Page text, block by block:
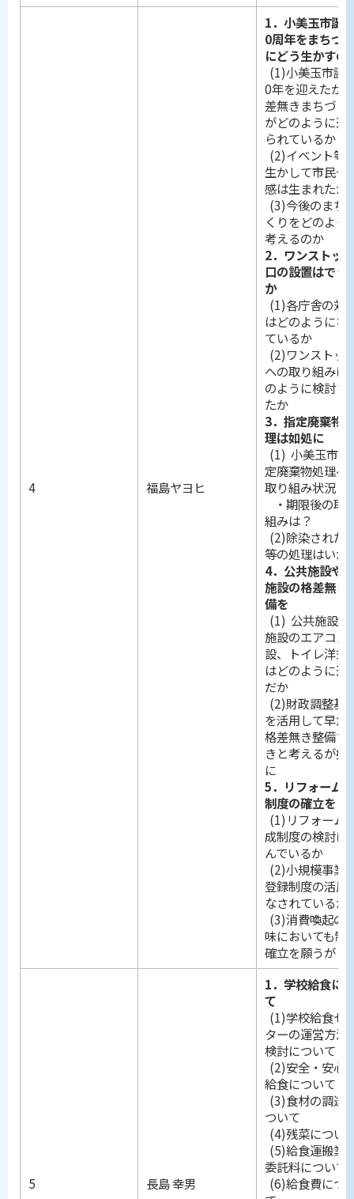
4 福島ヤヨヒ
1．小美玉市誕
0周年をまちづ
にどう生かすの
(1)小美玉市誕
0年を迎えたが
差無きまちづく
がどのように進
られているか
(2)イベント等
生かして市民一
感は生まれたか
(3)今後のまち
くりをどのよう
考えるのか
2．ワンストッ
口の設置はでき
か
(1)各庁舎の対
はどのようにな
ているか
(2)ワンストッ
への取り組みは
のように検討さ
たか
3．指定廃棄物
理は如処に
(1) 小美玉市の
定廃棄物処理へ
取り組み状況
・期限後の取
組みは？
(2)除染された
等の処理はいか
4．公共施設や
施設の格差無き
備を
(1) 公共施設教
施設のエアコン
設、トイレ洋式
はどのように進
だか
(2)財政調整基
を活用して早急
格差無き整備す
きと考えるが如
に
5．リフォーム
制度の確立を
(1)リフォーム
成制度の検討は
んでいるか
(2)小規模事業
登録制度の活用
なされているか
(3)消費喚起の
味においても制
確立を願うが
5 長島 幸男
1．学校給食に
て
(1)学校給食セ
ターの運営方法
検討について
(2)安全・安心
給食について
(3)食材の調達
ついて
(4)残菜につい
(5)給食運搬業
委託料について
(6)給食費につ